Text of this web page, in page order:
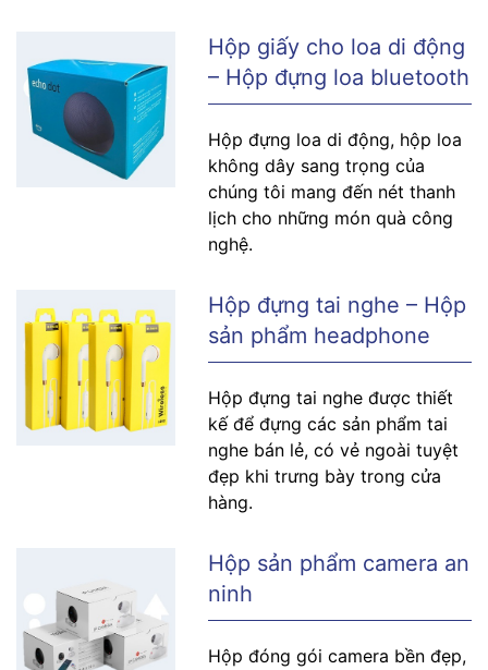
Hộp giấy cho loa di động
– Hộp đựng loa bluetooth
Hộp đựng loa di động, hộp loa
không dây sang trọng của
chúng tôi mang đến nét thanh
lịch cho những món quà công
nghệ.
Hộp đựng tai nghe – Hộp
sản phẩm headphone
Hộp đựng tai nghe được thiết
kế để đựng các sản phẩm tai
nghe bán lẻ, có vẻ ngoài tuyệt
đẹp khi trưng bày trong cửa
hàng.
Hộp sản phẩm camera an
ninh
Hộp đóng gói camera bền đẹp,